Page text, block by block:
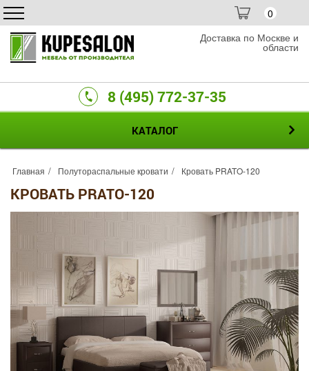
0
Доставка по Москве и
области
8 (495) 772-37-35
КАТАЛОГ
Главная Полутораспальные кровати Кровать PRATO-120
КРОВАТЬ PRATO-120